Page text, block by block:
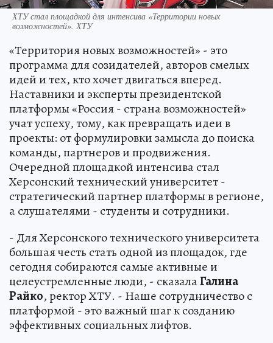
ХТУ стал площадкой для интенсива «Территории новых
возможностей». ХТУ
«Территория новых возможностей» - это
программа для созидателей, авторов смелых
идей и тех, кто хочет двигаться вперед.
Наставники и эксперты президентской
платформы «Россия - страна возможностей»
учат успеху, тому, как превращать идеи в
проекты: от формулировки замысла до поиска
команды, партнеров и продвижения.
Очередной площадкой интенсива стал
Херсонский технический университет -
стратегический партнер платформы в регионе,
а слушателями - студенты и сотрудники.
- Для Херсонского технического университета
большая честь стать одной из площадок, где
сегодня собираются самые активные и
целеустремленные люди, - сказалаГалина
Райко, ректор ХТУ. - Наше сотрудничество с
платформой - это важный шаг к созданию
эффективных социальных лифтов.